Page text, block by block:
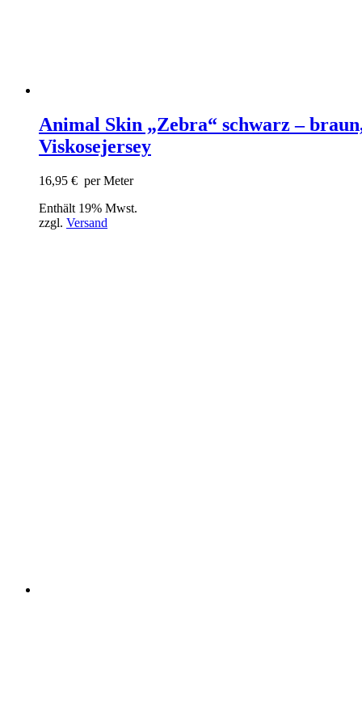
Animal Skin „Zebra“ schwarz –
Viskosejersey
16,95 € per Meter
Enthält 19% Mwst.
zzgl. Versand